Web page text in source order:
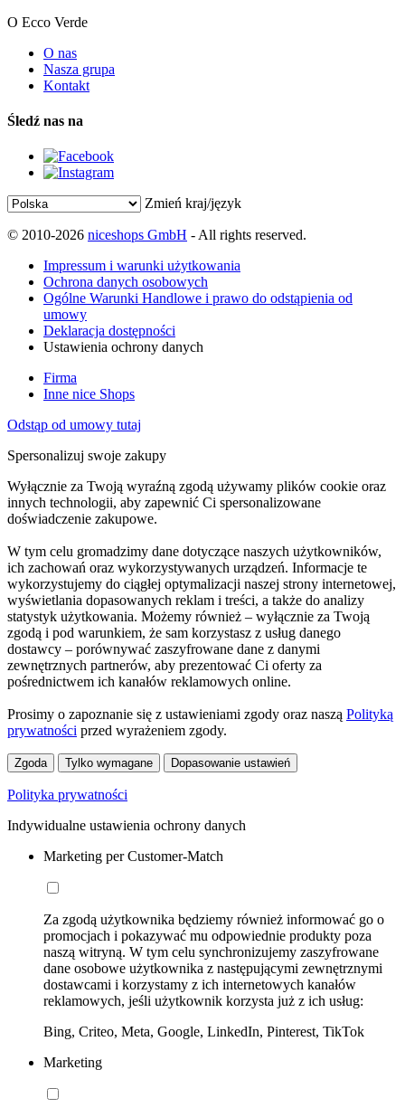
O Ecco Verde
O nas
Nasza grupa
Kontakt
Śledź nas na
Zmień kraj/język
© 2010-2026 niceshops GmbH - All rights reserved.
Impressum i warunki użytkowania
Ochrona danych osobowych
Ogólne Warunki Handlowe i prawo do odstąpienia od
umowy
Deklaracja dostępności
Ustawienia ochrony danych
Firma
Inne nice Shops
Odstąp od umowy tutaj
Spersonalizuj swoje zakupy
Wyłącznie za Twoją wyraźną zgodą używamy plików cookie oraz
innych technologii, aby zapewnić Ci spersonalizowane
doświadczenie zakupowe.
W tym celu gromadzimy dane dotyczące naszych użytkowników,
ich zachowań oraz wykorzystywanych urządzeń. Informacje te
wykorzystujemy do ciągłej optymalizacji naszej strony internetowej,
wyświetlania dopasowanych reklam i treści, a także do analizy
statystyk użytkowania. Możemy również – wyłącznie za Twoją
zgodą i pod warunkiem, że sam korzystasz z usług danego
dostawcy – porównywać zaszyfrowane dane z danymi
zewnętrznych partnerów, aby prezentować Ci oferty za
pośrednictwem ich kanałów reklamowych online.
Prosimy o zapoznanie się z ustawieniami zgody oraz naszą Polityką
prywatności przed wyrażeniem zgody.
Zgoda Tylko wymagane Dopasowanie ustawień
Polityka prywatności
Indywidualne ustawienia ochrony danych
Marketing per Customer-Match
Za zgodą użytkownika będziemy również informować go o
promocjach i pokazywać mu odpowiednie produkty poza
naszą witryną. W tym celu synchronizujemy zaszyfrowane
dane osobowe użytkownika z następującymi zewnętrznymi
dostawcami i korzystamy z ich internetowych kanałów
reklamowych, jeśli użytkownik korzysta już z ich usług:
Bing, Criteo, Meta, Google, LinkedIn, Pinterest, TikTok
Marketing